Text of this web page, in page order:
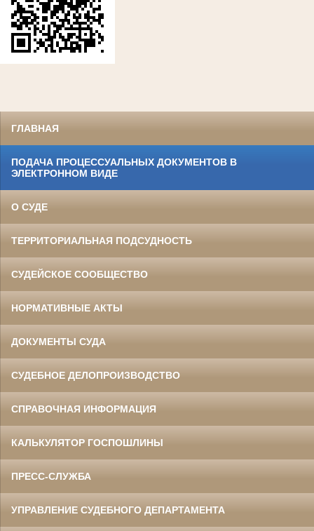
ГЛАВНАЯ
ПОДАЧА ПРОЦЕССУАЛЬНЫХ ДОКУМЕНТОВ В
ЭЛЕКТРОННОМ ВИДЕ
О СУДЕ
ТЕРРИТОРИАЛЬНАЯ ПОДСУДНОСТЬ
СУДЕЙСКОЕ СООБЩЕСТВО
НОРМАТИВНЫЕ АКТЫ
ДОКУМЕНТЫ СУДА
СУДЕБНОЕ ДЕЛОПРОИЗВОДСТВО
СПРАВОЧНАЯ ИНФОРМАЦИЯ
КАЛЬКУЛЯТОР ГОСПОШЛИНЫ
ПРЕСС-СЛУЖБА
УПРАВЛЕНИЕ СУДЕБНОГО ДЕПАРТАМЕНТА